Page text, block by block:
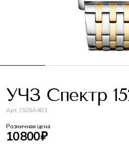
УЧЗ Спектр
Арт. 1526A4B3
Розничная цена
10 800 ₽